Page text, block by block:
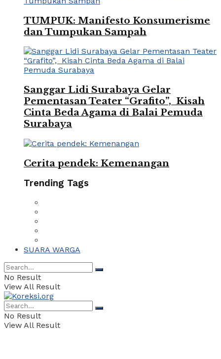
TUMPUK: Manifesto Konsumerisme
dan Tumpukan Sampah
Sanggar Lidi Surabaya Gelar
Pementasan Teater “Grafito”, Kisah
Cinta Beda Agama di Balai Pemuda
Surabaya
Cerita pendek: Kemenangan
Trending Tags
SUARA WARGA
No Result
View All Result
No Result
View All Result